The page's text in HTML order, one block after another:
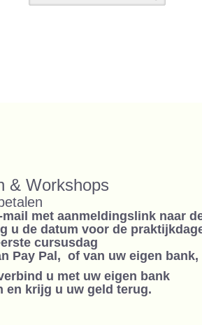
& Workshops
met aanmeldingslink naar
u de datum voor de
cursusdag
Pay Pal, of van uw eigen bank,
u met uw eigen bank
krijg u uw geld terug.